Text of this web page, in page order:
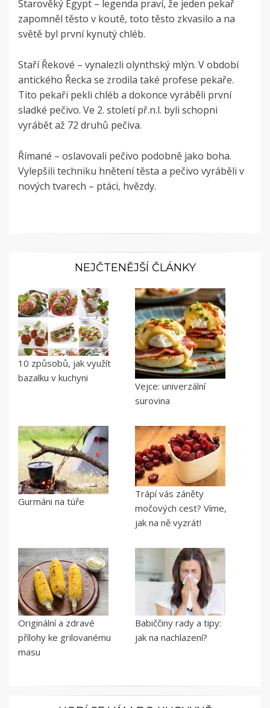
Starověký Egypt – legenda praví, že jeden pekař
zapomněl těsto v koutě, toto těsto zkvasilo a na
světě byl první kynutý chléb.
Staří Řekové – vynalezli olynthský mlýn. V období
antického Řecka se zrodila také profese pekaře.
Tito pekaři pekli chléb a dokonce vyráběli první
sladké pečivo. Ve 2. století př.n.l. byli schopni
vyrábět až 72 druhů pečiva.
Římané – oslavovali pečivo podobně jako boha.
Vylepšili techniku hnětení těsta a pečivo vyráběli v
nových tvarech – ptáci, hvězdy.
NEJČTENĚJŠÍ ČLÁNKY
10 způsobů, jak využít
bazalku v kuchyni
Vejce: univerzální
surovina
Gurmáni na túře
Trápí vás záněty
močových cest? Víme,
jak na ně vyzrát!
Originální a zdravé
přílohy ke grilovanému
masu
Babiččiny rady a tipy:
jak na nachlazení?